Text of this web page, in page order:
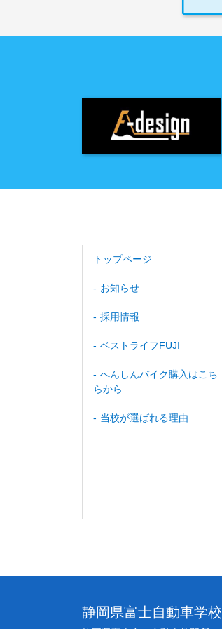
トップページ
お知らせ
採用情報
ベストライフFUJI
へんしんバイク購入はこち
らから
当校が選ばれる理由
静岡県富士自動車学校